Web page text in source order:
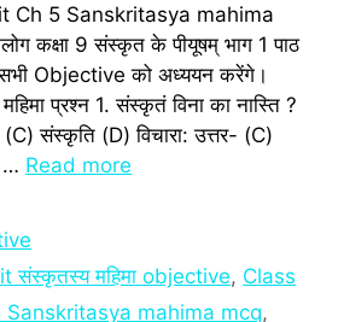
Ch 5 Sanskritasya mahima
कक्षा 9 संस्‍कृत के पीयूषम् भाग 1 पाठ
Objective को अध्‍ययन करेंगे।
प्रश्‍न 1. संस्कृतं विना का नास्ति ?
(C) संस्कृति (D) विचारा: उत्तर- (C)
… Read more
संस्कृतस्य महिमा objective, Class
mahima mcq,